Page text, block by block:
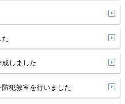
た
しました
犯教室を行いました